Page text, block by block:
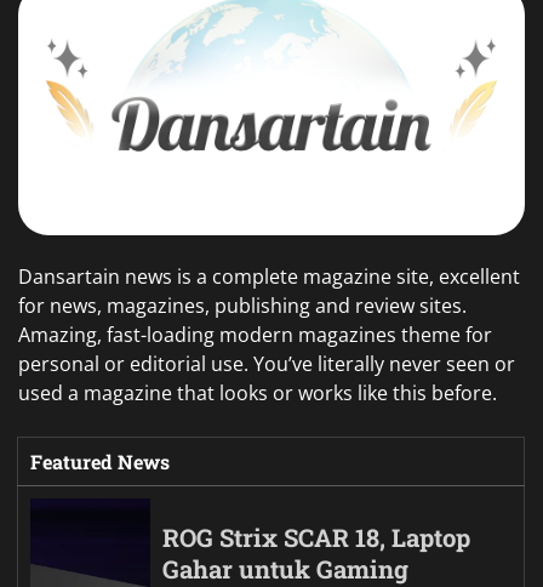
Dansartain news is a complete magazine site, excellent
for news, magazines, publishing and review sites.
Amazing, fast-loading modern magazines theme for
personal or editorial use. You’ve literally never seen or
used a magazine that looks or works like this before.
Featured News
ROG Strix SCAR 18, Laptop
Gahar untuk Gaming